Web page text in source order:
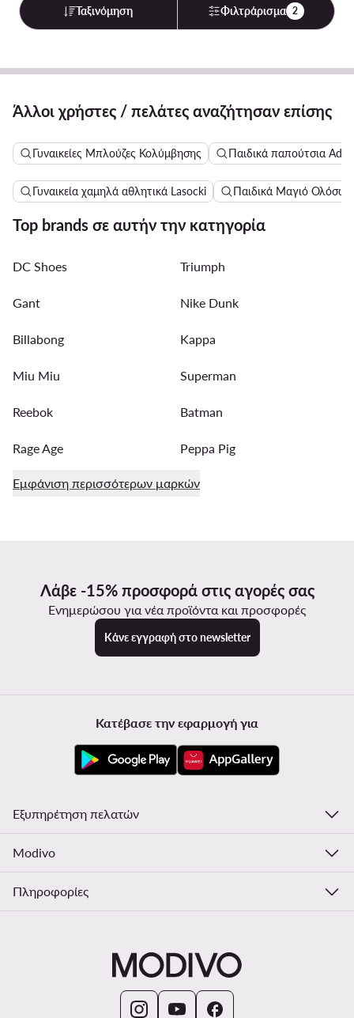
Ταξινόμηση Φιλτράρισμα 2
Άλλοι χρήστες / πελάτες αναζήτησαν επίσης
Γυναικείες Μπλούζες Κολύμβησης Παιδικά παπούτσια
Γυναικεία χαμηλά αθλητικά Lasocki Παιδικά Μαγιό
Top brands σε αυτήν την κατηγορία
DC Shoes Triumph
Gant Nike Dunk
Billabong Kappa
Miu Miu Superman
Reebok Batman
Rage Age Peppa Pig
Εμφάνιση περισσότερων μαρκών
Λάβε -15% προσφορά στις αγορές σας
Ενημερώσου για νέα προϊόντα και προσφορές
Κάνε εγγραφή στο newsletter
Κατέβασε την εφαρμογή για
Εξυπηρέτηση πελατών
Modivo
Πληροφορίες